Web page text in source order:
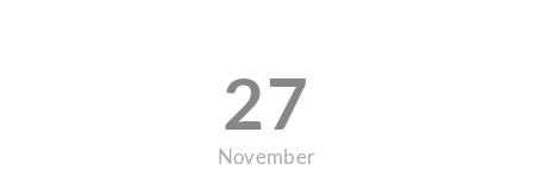
27
November